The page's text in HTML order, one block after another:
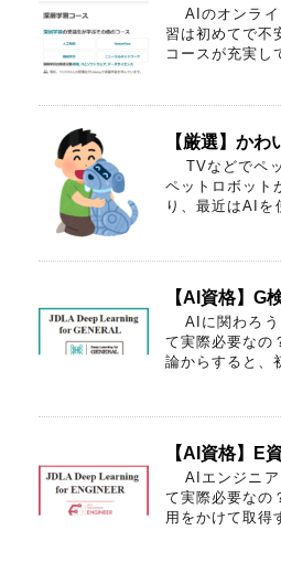
AIのオンライ
習は初めてで不
コースが充実し
【厳選】か
TVなどでペッ
ペットロボット
り、最近はAIを
【AI資格】G
AIに関わろう
て実際必要なの
論からすると、
【AI資格】E
AIエンジニア
て実際必要なの
用をかけて取得